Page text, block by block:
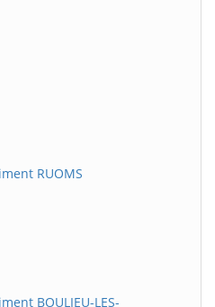
RUOMS
BOULIEU-LES-